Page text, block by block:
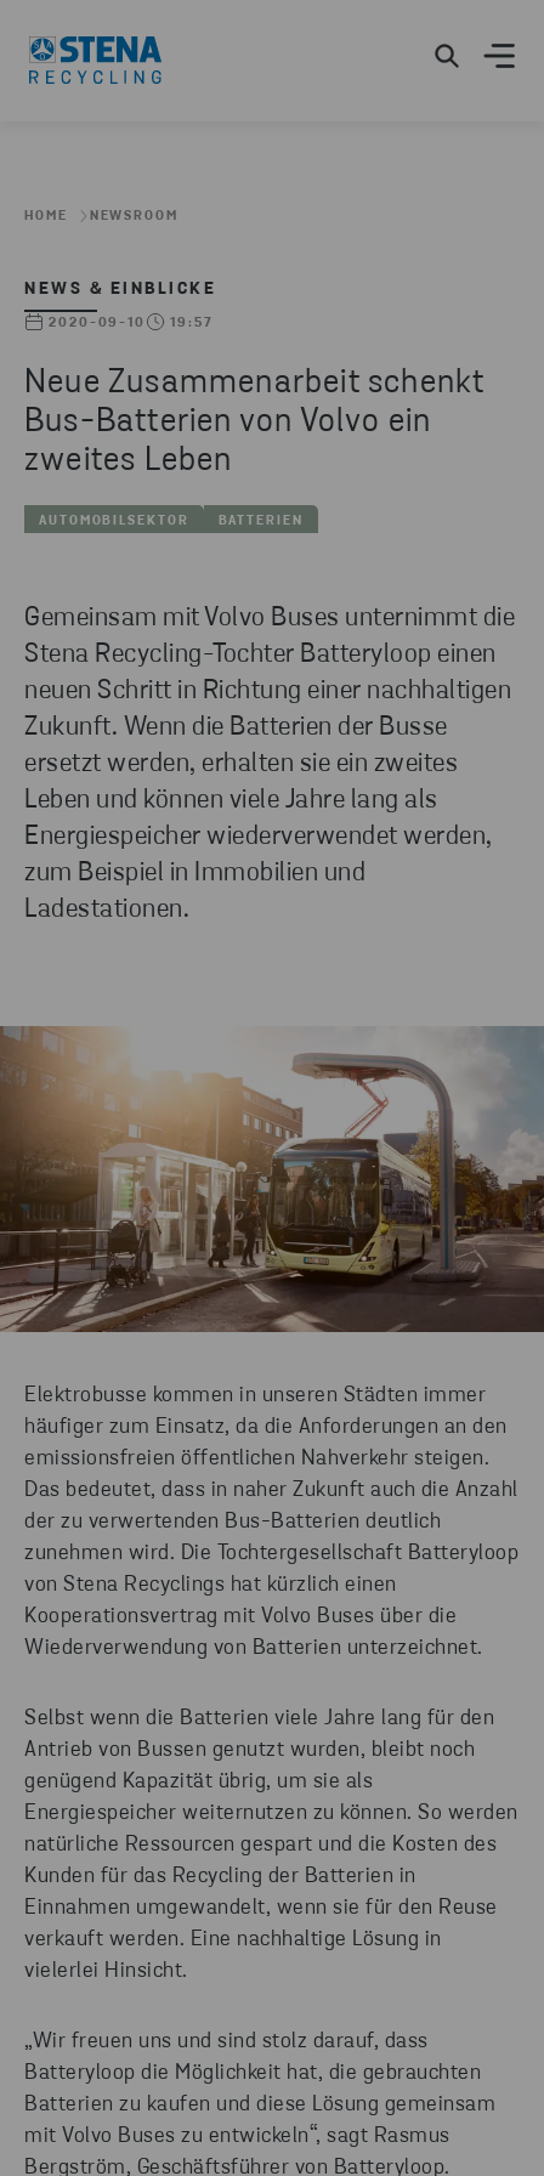
HOME NEWSROOM
NEWS & EINBLICKE
2020-09-10 19:57
Neue Zusammenarbeit schenkt
Bus-Batterien von Volvo ein
zweites Leben
AUTOMOBILSEKTOR BATTERIEN
Gemeinsam mit Volvo Buses unternimmt die
Stena Recycling-Tochter Batteryloop einen
neuen Schritt in Richtung einer nachhaltigen
Zukunft. Wenn die Batterien der Busse
ersetzt werden, erhalten sie ein zweites
Leben und können viele Jahre lang als
Energiespeicher wiederverwendet werden,
zum Beispiel in Immobilien und
Ladestationen.
Elektrobusse kommen in unseren Städten immer
häufiger zum Einsatz, da die Anforderungen an den
emissionsfreien öffentlichen Nahverkehr steigen.
Das bedeutet, dass in naher Zukunft auch die Anzahl
der zu verwertenden Bus-Batterien deutlich
zunehmen wird. Die Tochtergesellschaft Batteryloop
von Stena Recyclings hat kürzlich einen
Kooperationsvertrag mit Volvo Buses über die
Wiederverwendung von Batterien unterzeichnet.
Selbst wenn die Batterien viele Jahre lang für den
Antrieb von Bussen genutzt wurden, bleibt noch
genügend Kapazität übrig, um sie als
Energiespeicher weiternutzen zu können. So werden
natürliche Ressourcen gespart und die Kosten des
Kunden für das Recycling der Batterien in
Einnahmen umgewandelt, wenn sie für den Reuse
verkauft werden. Eine nachhaltige Lösung in
vielerlei Hinsicht.
„Wir freuen uns und sind stolz darauf, dass
Batteryloop die Möglichkeit hat, die gebrauchten
Batterien zu kaufen und diese Lösung gemeinsam
mit Volvo Buses zu entwickeln“, sagt Rasmus
Bergström, Geschäftsführer von Batteryloop.